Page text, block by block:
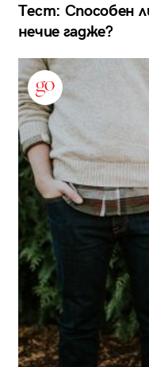
Тест: Способен
нечие гадже?